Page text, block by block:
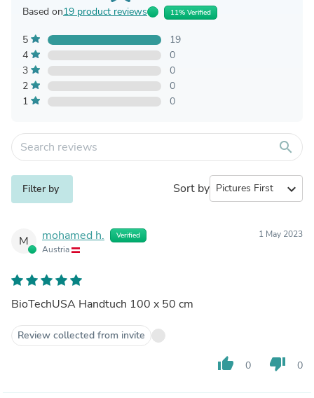
Based on19 product reviews 11% Verified
5
19
4
0
3
0
2
0
1
0
search
Filter by Sort by expand_more
M mohamed h. Verified
Austria
1 May 2023
BioTechUSA Handtuch 100 x 50 cm
Review collected from invite
thumb_up 0 thumb_down 0